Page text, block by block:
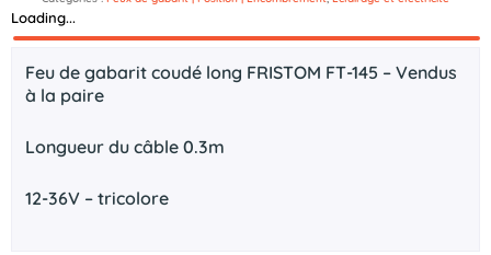
Loading...
Description
Feu de gabarit coudé long FRISTOM FT-145 – Vendus
à la paire
Longueur du câble 0.3m
12-36V – tricolore